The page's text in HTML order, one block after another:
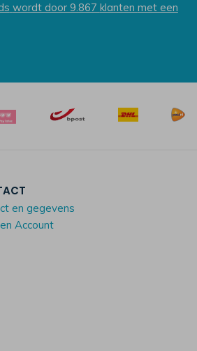
wordt door 9.867 klanten met een
en gegevens
Account